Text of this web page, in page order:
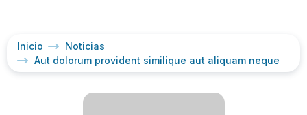
Inicio
Noticias
Aut dolorum provident similique aut aliquam neque